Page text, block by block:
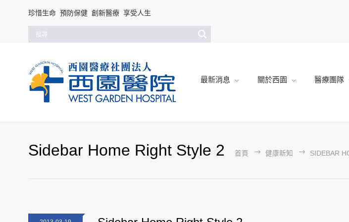
珍惜生命 預防保健 創新醫療 享受人生
最新消息 關於西園 醫療團隊
Sidebar Home Right Style 2 首頁 健康新知 SIDEBAR